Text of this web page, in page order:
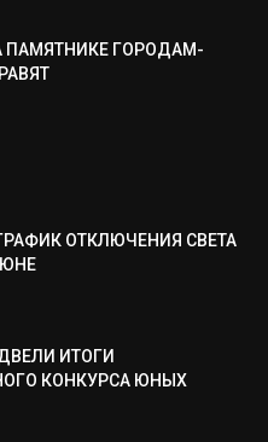
ПАМЯТНИКЕ ГОРОДАМ-
ОТКЛЮЧЕНИЯ СВЕТА
ИТОГИ
КОНКУРСА ЮНЫХ